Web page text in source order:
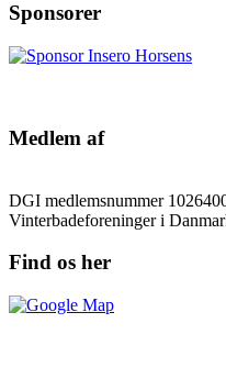
Sponsorer
Medlem af
DGI medlemsnummer
Vinterbadeforeninger i
Find os her